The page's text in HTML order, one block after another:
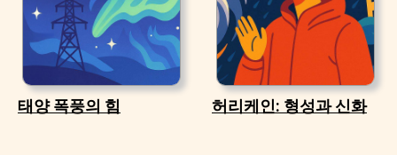
태양 폭풍의 힘 허리케인: 형성과 신화